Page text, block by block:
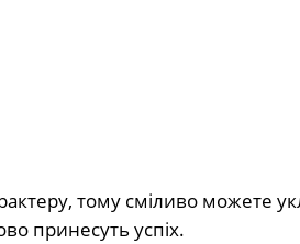
тому сміливо можете
принесуть успіх.